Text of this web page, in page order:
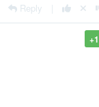
Reply
+1